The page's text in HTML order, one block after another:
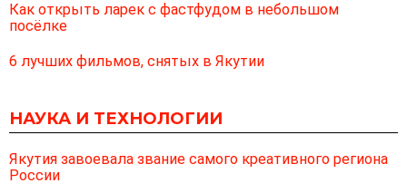
Как открыть ларек с фастфудом в небольшом
посёлке
6 лучших фильмов, снятых в Якутии
НАУКА И ТЕХНОЛОГИИ
Якутия завоевала звание самого креативного региона
России